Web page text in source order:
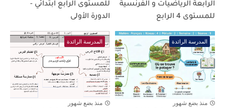
الرابعة الرياضيات و الفرنسية
للمستوى 4 الرابع
للمستوى الرابع ابتدائي -
الدورة الأولى
المدرسة الرائدة
منذ بضع شهور
المدرسة الرائدة
منذ بضع شهور